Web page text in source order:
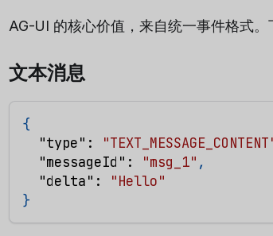
AG-UI 的核心价值，来自统一事件格式。
文本消息
{
"type" :
"messageId" : "msg_1" ,
"delta" :
"Hello"
}